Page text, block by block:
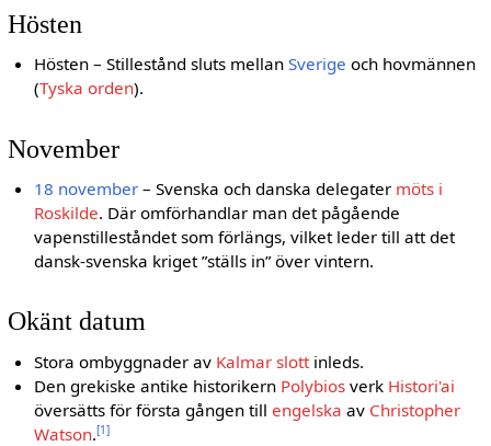
Hösten
Hösten – Stillestånd sluts mellanSverige och hovmännen
(Tyska orden).
November
18 november – Svenska och danska delegater möts i
Roskilde. Där omförhandlar man det pågående
vapenstilleståndet som förlängs, vilket leder till att det
dansk-svenska kriget ”ställs in” över vintern.
Okänt datum
Stora ombyggnader av Kalmar slott inleds.
Den grekiske antike historikern Polybios verk Histori'ai
översätts för första gången tillengelska av Christopher
Watson.[1]